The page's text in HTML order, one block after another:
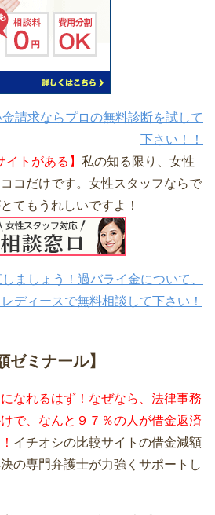
請求ならプロの無料診断を試して
下さい！！
イトがある】 私の知る限り、女性
コだけです。女性スタッフならで
てもうれしいですよ！
ましょう！過バライ金について、
ディースで無料相談して下さい！
ゼミナール】
なれるはず！なぜなら、法律事務
で、なんと９７％の人が借金返済
イチオシの比較サイトの借金減額
の専門弁護士が力強くサポートし